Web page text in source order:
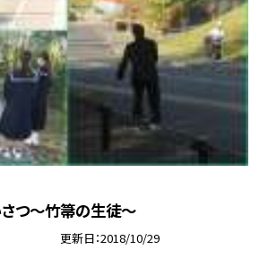
つ〜竹箒の生徒〜
更新日 2018/10/29